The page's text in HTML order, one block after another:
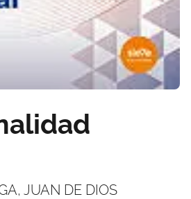
JUAN DE DIOS